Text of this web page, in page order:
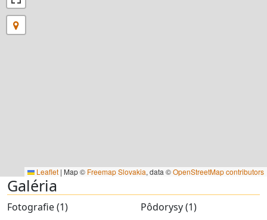
Leaflet | Map © Freemap Slovakia, data ©OpenStreetMap contributors
Galéria
Fotografie (1) Pôdorysy (1)